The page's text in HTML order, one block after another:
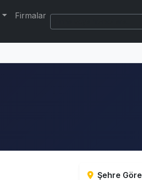
Firmalar
Şehre Göre